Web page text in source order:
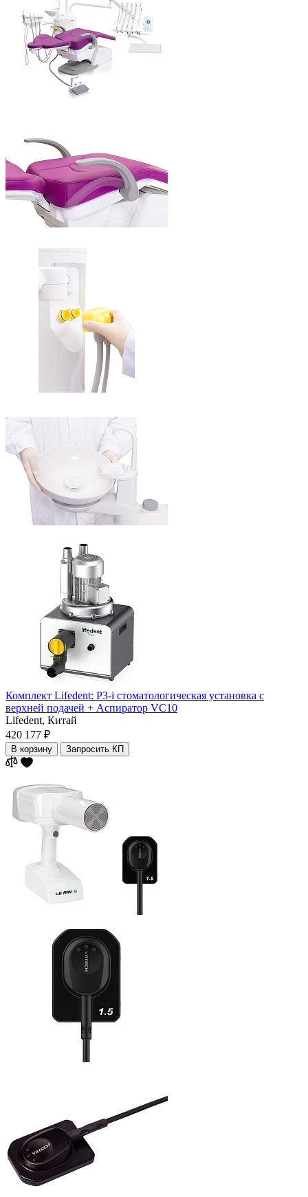
Комплект Lifedent: P3-i стоматологическая установка с
верхней подачей + Аспиратор VC10
Lifedent, Китай
420 177 ₽
В корзину Запросить КП